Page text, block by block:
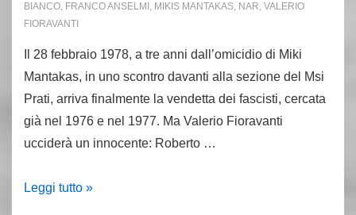
BIANCO, FRANCO ANSELMI , MIKIS MANTAKAS, NAR, VALERIO
FIORAVANTI
Il 28 febbraio 1978, a tre anni dall’omicidio di Miki
Mantakas, in uno scontro davanti alla sezione del Msi
Prati, arriva finalmente la vendetta dei fascisti, cercata
già nel 1976 e nel 1977. Ma Valerio Fioravanti
ucciderà un innocente: Roberto …
28.2.78,
Leggi tutto »